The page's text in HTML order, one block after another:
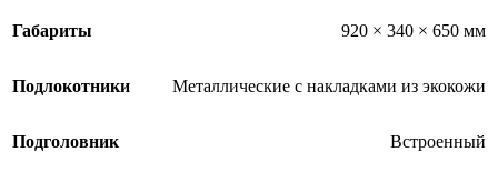
Габариты 920 × 340 × 650 мм
Подлокотники Металлические с накладками из экокожи
Подголовник Встроенный